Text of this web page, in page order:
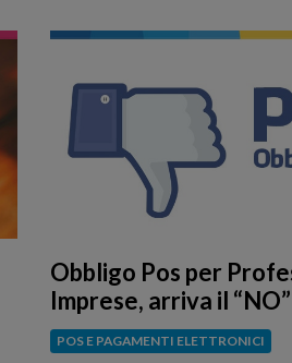
Obbligo Pos per
Imprese, arriva il
POS E PAGAMENTI ELETTRONICI